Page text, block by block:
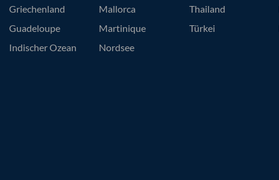
Griechenland
Guadeloupe
Indischer Ozean
Mallorca
Martinique
Nordsee
Thailand
Türkei